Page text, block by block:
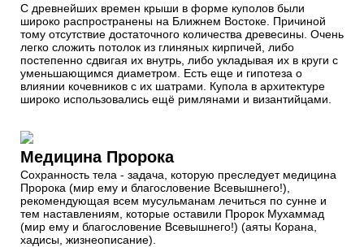
С древнейших времен крыши в форме куполов были
широко распространены на Ближнем Востоке. Причиной
тому отсутствие достаточного количества древесины. Очень
легко сложить потолок из глиняных кирпичей, либо
постепенно сдвигая их внутрь, либо укладывая их в круги с
уменьшающимся диаметром. Есть еще и гипотеза о
влиянии кочевников с их шатрами. Купола в архитектуре
широко использовались ещё римлянами и византийцами.
Медицина Пророка
Сохранность тела - задача, которую преследует медицина
Пророка (мир ему и благословение Всевышнего!),
рекомендующая всем мусульманам лечиться по сунне и
тем наставлениям, которые оставили Пророк Мухаммад
(мир ему и благословение Всевышнего!) (аяты Корана,
хадисы, жизнеописание).